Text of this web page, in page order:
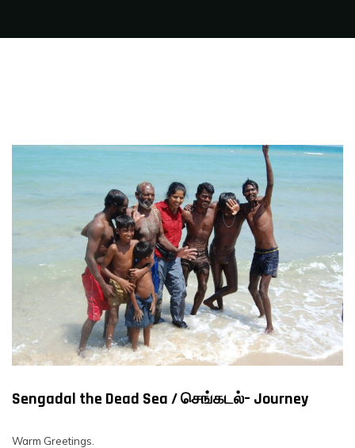
DEMAND
Sengadal the Dead Sea / செங்கடல்– Journey
Warm Greetings.